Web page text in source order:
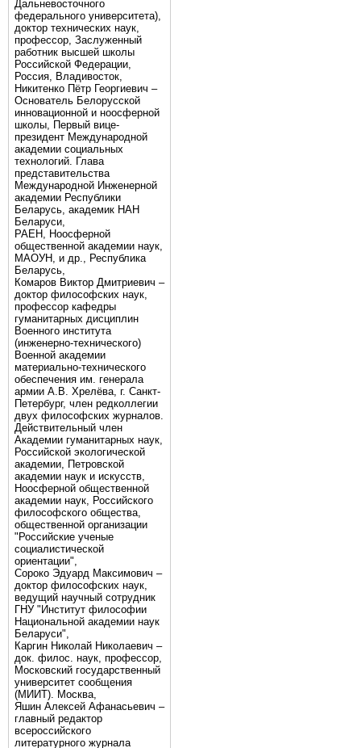
Дальневосточного
федерального университета),
доктор технических наук,
профессор, Заслуженный
работник высшей школы
Российской Федерации,
Россия, Владивосток,
Никитенко Пётр Георгиевич –
Основатель Белорусской
инновационной и ноосферной
школы, Первый вице-
президент Международной
академии социальных
технологий. Глава
представительства
Международной Инженерной
академии Республики
Беларусь, академик НАН
Беларуси,
РАЕН, Ноосферной
общественной академии наук,
МАОУН, и др., Республика
Беларусь,
Комаров Виктор Дмитриевич –
доктор философских наук,
профессор кафедры
гуманитарных дисциплин
Военного института
(инженерно-технического)
Военной академии
материально-технического
обеспечения им. генерала
армии А.В. Хрелёва, г. Санкт-
Петербург, член редколлегии
двух философских журналов.
Действительный член
Академии гуманитарных наук,
Российской экологической
академии, Петровской
академии наук и искусств,
Ноосферной общественной
академии наук, Российского
философского общества,
общественной организации
"Российские ученые
социалистической
ориентации",
Сороко Эдуард Максимович –
доктор философских наук,
ведущий научный сотрудник
ГНУ "Институт философии
Национальной академии наук
Беларуси",
Каргин Николай Николаевич –
док. филос. наук, профессор,
Московский государственный
университет сообщения
(МИИТ). Москва,
Яшин Алексей Афанасьевич –
главный редактор
всероссийского
литературного журнала